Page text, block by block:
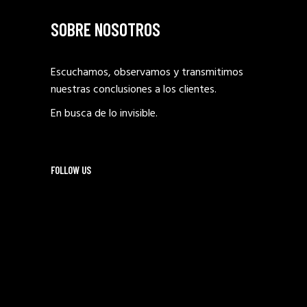
SOBRE NOSOTROS
Escuchamos, observamos y transmitimos
nuestras conclusiones a los clientes.
En busca de lo invisible.
FOLLOW US